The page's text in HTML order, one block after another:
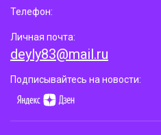
Телефон:
Личная почта:
deyly83@mail.ru
Подписывайтесь на новости: